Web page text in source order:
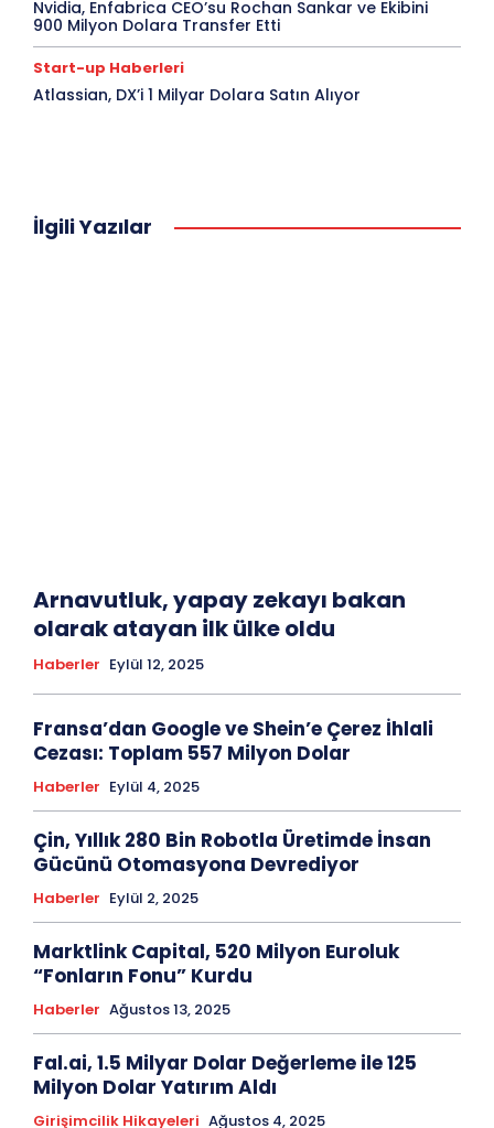
Nvidia, Enfabrica CEO’su Rochan Sankar ve Ekibini
900 Milyon Dolara Transfer Etti
Start-up Haberleri
Atlassian, DX’i 1 Milyar Dolara Satın Alıyor
İlgili Yazılar
Arnavutluk, yapay zekayı bakan
olarak atayan ilk ülke oldu
Haberler Eylül 12, 2025
Fransa’dan Google ve Shein’e Çerez İhlali
Cezası: Toplam 557 Milyon Dolar
Haberler Eylül 4, 2025
Çin, Yıllık 280 Bin Robotla Üretimde İnsan
Gücünü Otomasyona Devrediyor
Haberler Eylül 2, 2025
Marktlink Capital, 520 Milyon Euroluk
“Fonların Fonu” Kurdu
Haberler Ağustos 13, 2025
Fal.ai, 1.5 Milyar Dolar Değerleme ile 125
Milyon Dolar Yatırım Aldı
Girişimcilik Hikayeleri Ağustos 4, 2025